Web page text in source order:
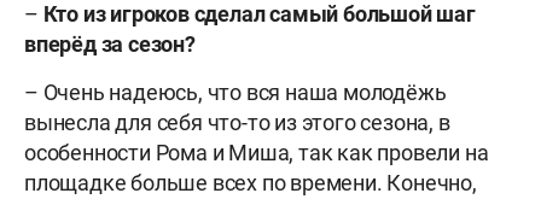
– Кто из игроков сделал самый большой шаг
вперёд за сезон?
– Очень надеюсь, что вся наша молодёжь
вынесла для себя что-то из этого сезона, в
особенности Рома и Миша, так как провели на
площадке больше всех по времени. Конечно,